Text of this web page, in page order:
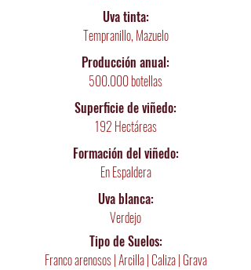
Uva tinta:
Tempranillo, Mazuelo
Producción anual:
500.000 botellas
Superficie de viñedo:
192 Hectáreas
Formación del viñedo:
En Espaldera
Uva blanca:
Verdejo
Tipo de Suelos:
Franco arenosos|Arcilla | Caliza | Grava